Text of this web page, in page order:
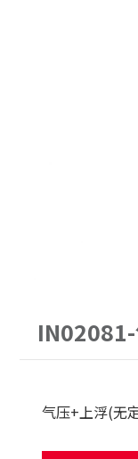
机
气压+上浮(无